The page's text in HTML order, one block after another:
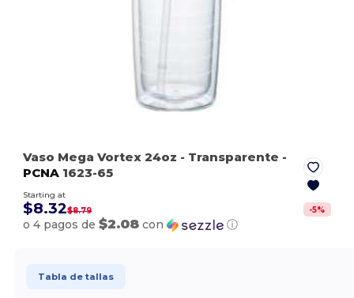
Vaso Mega Vortex 24oz - Transparente -
PCNA 1623-65
Starting at
$8.32$8.79 -5%
o 4 pagos de$2.08 con ⓘ
Tabla de tallas